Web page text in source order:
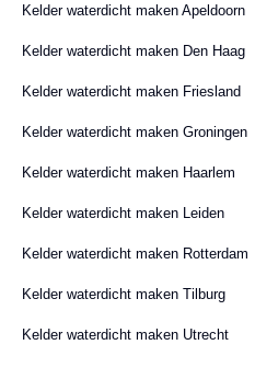
Kelder waterdicht maken Apeldoorn
Kelder waterdicht maken Den Haag
Kelder waterdicht maken Friesland
Kelder waterdicht maken Groningen
Kelder waterdicht maken Haarlem
Kelder waterdicht maken Leiden
Kelder waterdicht maken Rotterdam
Kelder waterdicht maken Tilburg
Kelder waterdicht maken Utrecht